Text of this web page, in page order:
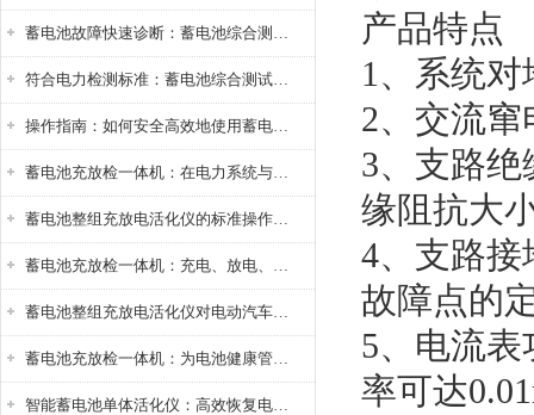
蓄电池故障快速诊断：蓄电池综合测试仪判断落后电池的方法与标准
符合电力检测标准：蓄电池综合测试仪测试规范与精度校准方法详解
操作指南：如何安全高效地使用蓄电池智能活化仪？
蓄电池充放检一体机：在电力系统与储能设备中的创新应用，确保蓄电池性能与可靠性
蓄电池整组充放电活化仪的标准操作流程：从接线设置到充放电参数设定的安全规范
蓄电池充放检一体机：充电、放电、检测三功能集成设备
蓄电池整组充放电活化仪对电动汽车电池有帮助吗？
蓄电池充放检一体机：为电池健康管理提供一站式解决方案
智能蓄电池单体活化仪：高效恢复电池性能，延长蓄电池使用寿命
产品特点
1、系统
2、交流
3、支路
缘阻抗大
4、支路
故障点的
5、电流
率可达